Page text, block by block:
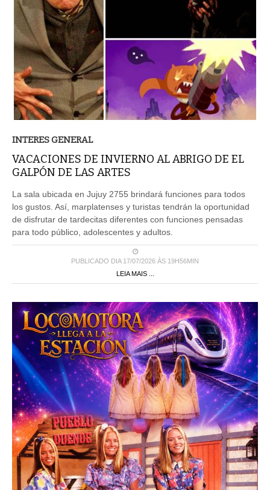
INTERES GENERAL
VACACIONES DE INVIERNO AL ABRIGO DE EL
GALPÓN DE LAS ARTES
La sala ubicada en Jujuy 2755 brindará funciones para todos
los gustos. Así, marplatenses y turistas tendrán la oportunidad
de disfrutar de tardecitas diferentes con funciones pensadas
para todo público, adolescentes y adultos.
PUBLICADO DIA 17/07/2026 ÀS 19H56MIN
LEIA MAIS ...